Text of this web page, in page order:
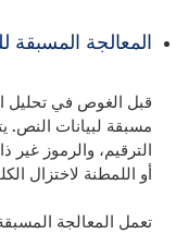
المعالجة المسبقة
قبل الغوص في تحليل
مسبقة لبيانات النص.
الترقيم، والرموز
أو اللمطنة لاختزال
تعمل المعالجة